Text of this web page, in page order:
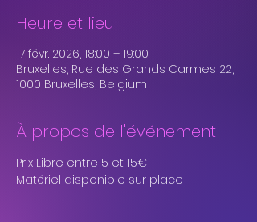
Heure et lieu
17 févr. 2026, 18:00 – 19:00
Bruxelles, Rue des Grands Carmes 22,
1000 Bruxelles, Belgium
À propos de l'événement
Prix Libre entre 5 et 15€
Matériel disponible sur place